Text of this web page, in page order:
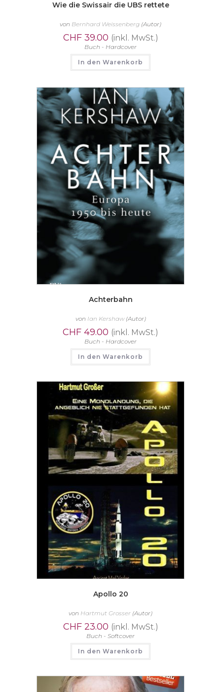
Wie die Swissair die UBS rettete
von Bernhard Weissenberg (Autor)
CHF39.00 (inkl. MwSt.)
Buch - Hardcover
In den Warenkorb
Achterbahn
von Ian Kershaw(Autor)
CHF 49.00 (inkl. MwSt.)
Buch - Hardcover
In den Warenkorb
Apollo 20
von Hartmut Grosser (Autor)
CHF23.00 (inkl. MwSt.)
Buch - Softcover
In den Warenkorb